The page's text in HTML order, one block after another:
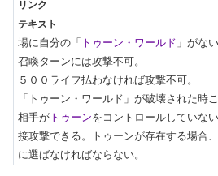
場に自分の「 トゥーン・ワールド 」がな
召喚ターンには攻撃不可。
５００ライフ払わなければ攻撃不可。
「トゥーン・ワールド」が破壊された時
相手が トゥーンをコントロールしていな
接攻撃できる。トゥーンが存在する場合
に選ばなければならない。